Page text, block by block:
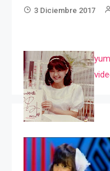
3 Diciembre 2017